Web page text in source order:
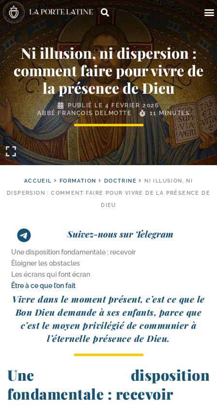
Ni illusion, ni dispersion :
comment faire pour vivre de
la présence de Dieu
PUBLIÉ LE4 FÉVRIER 2026
ABBÉ FRANÇOIS DELMOTTE
11 MINUTES
ACCUEIL FORMATION DOCTRINE
NI ILLUSION, NI
DISPERSION : COMMENT FAIRE POUR VIVRE DE LA PRÉSENCE DE
DIEU
Suivez-nous sur Telegram
Une disposition fondamentale : recevoir
Éloigner les obstacles
Les écrans qui font écran
Être à ce que l’on fait
Vivre dans le moment pré­sent, c’est ce que le
Bon Dieu demande à ses enfants, parce que
c’est le moyen pri­vi­lé­gié de com­mu­nier à
l’éternelle pré­sence de Dieu.
Une disposition
fondamentale : recevoir